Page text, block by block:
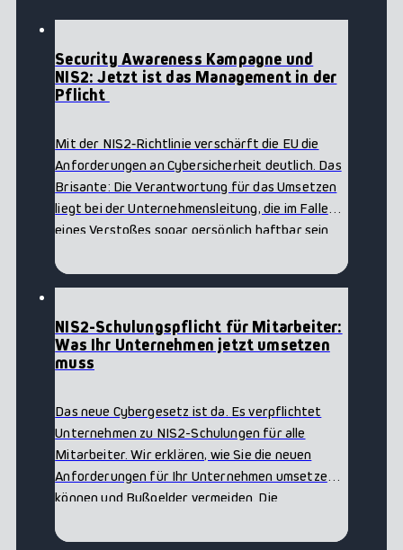
Security Awareness Kampagne und
NIS2: Jetzt ist das Management in der
Pflicht
Mit der NIS2‑Richtlinie verschärft die EU die
Anforderungen an Cybersicherheit deutlich. Das
Brisante: Die Verantwortung für das Umsetzen
liegt bei der Unternehmensleitung, die im Falle
eines Verstoßes sogar persönlich haftbar sein
Awareness
NIS2-Schulungspflicht für Mitarbeiter:
Was Ihr Unternehmen jetzt umsetzen
muss
Das neue Cybergesetz ist da. Es verpflichtet
Unternehmen zu NIS2-Schulungen für alle
Mitarbeiter. Wir erklären, wie Sie die neuen
Anforderungen für Ihr Unternehmen umsetzen
können und Bußgelder vermeiden. Die
verändert. Denn seit…